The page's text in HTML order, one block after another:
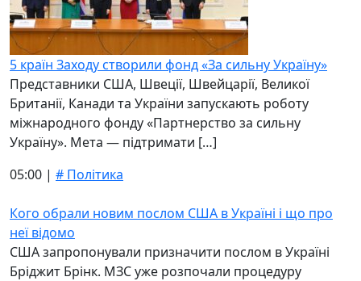
5 країн Заходу створили фонд «За сильну Україну»
Представники США, Швеції, Швейцарії, Великої
Британії, Канади та України запускають роботу
міжнародного фонду «Партнерство за сильну
Україну». Мета — підтримати […]
05:00 | # Політика
Кого обрали новим послом США в Україні і що про
неї відомо
США запропонували призначити послом в Україні
Бріджит Брінк. МЗС уже розпочали процедуру